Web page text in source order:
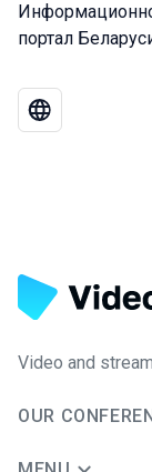
портал
Video and
OUR